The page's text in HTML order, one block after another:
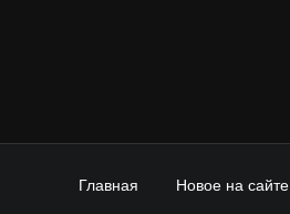
Главная Новое на сайте